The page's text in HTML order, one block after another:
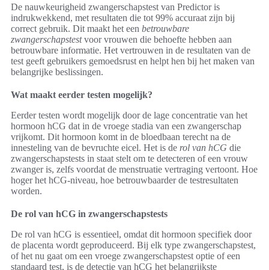
De nauwkeurigheid zwangerschapstest van Predictor is
indrukwekkend, met resultaten die tot 99% accuraat zijn bij
correct gebruik. Dit maakt het een betrouwbare
zwangerschapstestvoor vrouwen die behoefte hebben aan
betrouwbare informatie. Het vertrouwen in de resultaten van de
test geeft gebruikers gemoedsrust en helpt hen bij het maken van
belangrijke beslissingen.
Wat maakt eerder testen mogelijk?
Eerder testen wordt mogelijk door de lage concentratie van het
hormoon hCG dat in de vroege stadia van een zwangerschap
vrijkomt. Dit hormoon komt in de bloedbaan terecht na de
innesteling van de bevruchte eicel. Het is de rol van hCG die
zwangerschapstests in staat stelt om te detecteren of een vrouw
zwanger is, zelfs voordat de menstruatie vertraging vertoont. Hoe
hoger het hCG-niveau, hoe betrouwbaarder de testresultaten
worden.
De rol van hCG in zwangerschapstests
De rol van hCG is essentieel, omdat dit hormoon specifiek door
de placenta wordt geproduceerd. Bij elk type zwangerschapstest,
of het nu gaat om een vroege zwangerschapstest optie of een
standaard test, is de detectie van hCG het belangrijkste